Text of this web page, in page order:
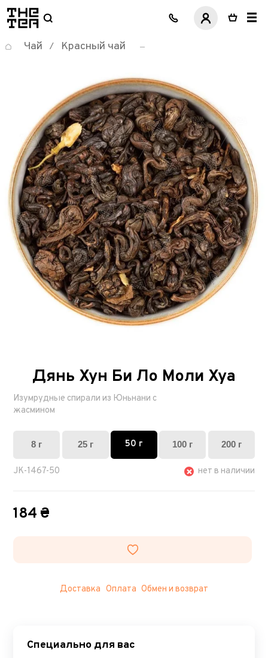
логотип
Чай / Красный чай
Дянь Хун Би Ло Моли Хуа
Изумрудные спирали из Юньнани с
жасмином
8 г 25 г 50 г 100 г 200 г
JK-1467-50 нет в наличии
184 ₴
Доставка Оплата Обмен и возврат
Специально для вас